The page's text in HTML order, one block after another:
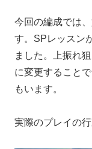
今回の編成では、
す。SPレッスン
ました。上振れ
に変更すること
もいます。
実際のプレイの